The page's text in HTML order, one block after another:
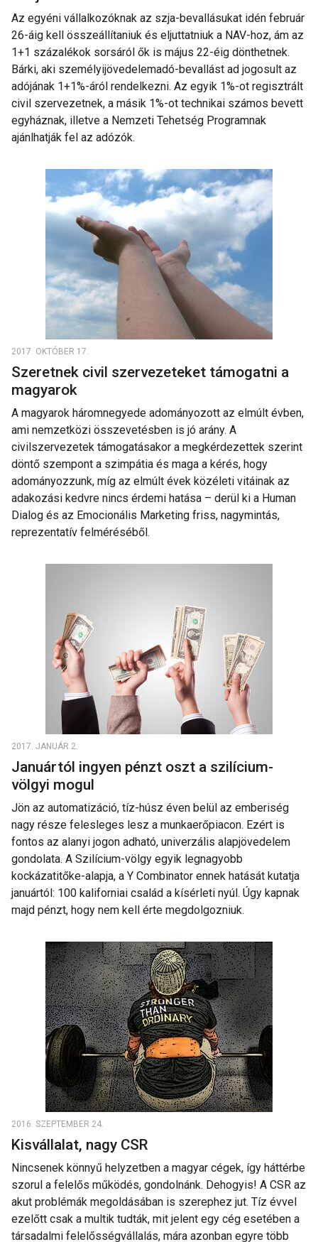
Az egyéni vállalkozóknak az szja-bevallásukat idén február
26-áig kell összeállítaniuk és eljuttatniuk a NAV-hoz, ám az
1+1 százalékok sorsáról ők is május 22-éig dönthetnek.
Bárki, aki személyijövedelemadó-bevallást ad jogosult az
adójának 1+1%-áról rendelkezni. Az egyik 1%-ot regisztrált
civil szervezetnek, a másik 1%-ot technikai számos bevett
egyháznak, illetve a Nemzeti Tehetség Programnak
ajánlhatják fel az adózók.
2017. OKTÓBER 17.
Szeretnek civil szervezeteket támogatni a
magyarok
A magyarok háromnegyede adományozott az elmúlt évben,
ami nemzetközi összevetésben is jó arány. A
civilszervezetek támogatásakor a megkérdezettek szerint
döntő szempont a szimpátia és maga a kérés, hogy
adományozzunk, míg az elmúlt évek közéleti vitáinak az
adakozási kedvre nincs érdemi hatása – derül ki a Human
Dialog és az Emocionális Marketing friss, nagymintás,
reprezentatív felméréséből.
2017. JANUÁR 2.
Januártól ingyen pénzt oszt a szilícium-
völgyi mogul
Jön az automatizáció, tíz-húsz éven belül az emberiség
nagy része felesleges lesz a munkaerőpiacon. Ezért is
fontos az alanyi jogon adható, univerzális alapjövedelem
gondolata. A Szilícium-völgy egyik legnagyobb
kockázatitőke-alapja, a Y Combinator ennek hatását kutatja
januártól: 100 kaliforniai család a kísérleti nyúl. Úgy kapnak
majd pénzt, hogy nem kell érte megdolgozniuk.
2016. SZEPTEMBER 24.
Kisvállalat, nagy CSR
Nincsenek könnyű helyzetben a magyar cégek, így háttérbe
szorul a felelős működés, gondolnánk. Dehogyis! A CSR az
akut problémák megoldásában is szerephez jut. Tíz évvel
ezelőtt csak a multik tudták, mit jelent egy cég esetében a
társadalmi felelősségvállalás, mára azonban egyre több